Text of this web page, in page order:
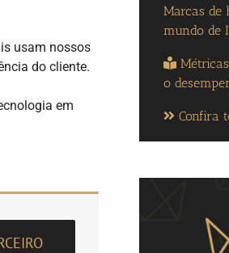
usam nossos
do cliente.
em
Marcas de
mundo de
o
Confira